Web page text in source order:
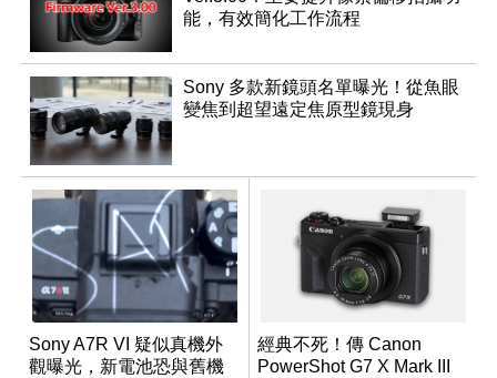
能，有效簡化工作流程
Sony 多款新鏡頭名單曝光！從魚眼
變焦到超望遠定焦原型鏡現身
Sony A7R VI 疑似真機外
觀曝光，新電池恐與舊機
經典不死！傳 Canon
PowerShot G7 X Mark III